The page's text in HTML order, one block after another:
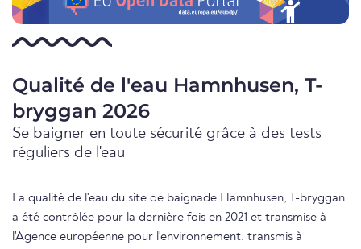
Qualité de l'eau Hamnhusen, T-
bryggan 2026
Se baigner en toute sécurité grâce à des tests
réguliers de l'eau
La qualité de l'eau du site de baignade Hamnhusen, T-bryggan
a été contrôlée pour la dernière fois en 2021 et transmise à
l'Agence européenne pour l'environnement. transmis à